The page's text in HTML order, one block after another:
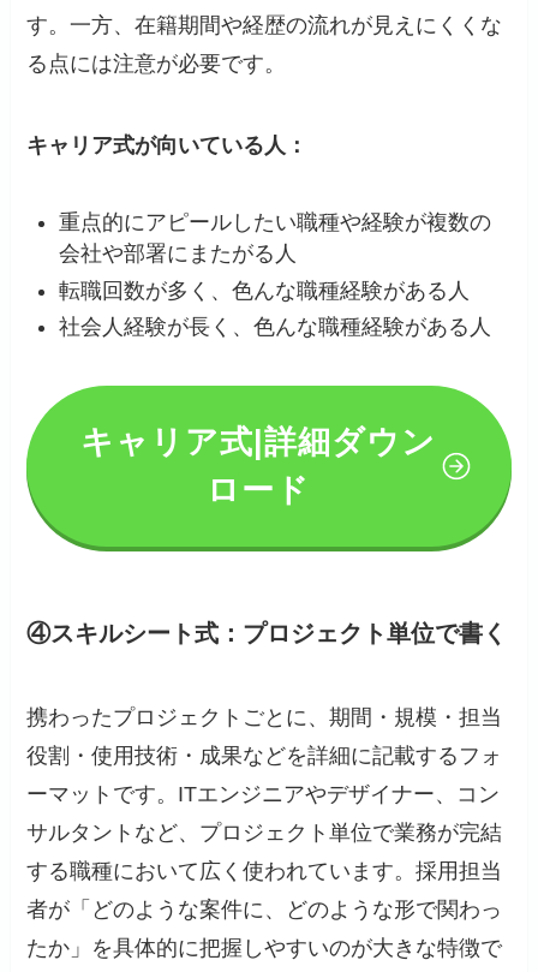
す。一方、在籍期間や経歴の流れが見えにくくな
る点には注意が必要です。
キャリア式が向いている人：
重点的にアピールしたい職種や経験が複数の
会社や部署にまたがる人
転職回数が多く、色んな職種経験がある人
社会人経験が長く、色んな職種経験がある人
キャリア式 |詳細ダウン
ロード
④スキルシート式：プロジェクト単位で書く
携わったプロジェクトごとに、期間・規模・担当
役割・使用技術・成果などを詳細に記載するフォ
ーマットです。ITエンジニアやデザイナー、コン
サルタントなど、プロジェクト単位で業務が完結
する職種において広く使われています。採用担当
者が「どのような案件に、どのような形で関わっ
たか」を具体的に把握しやすいのが大きな特徴で